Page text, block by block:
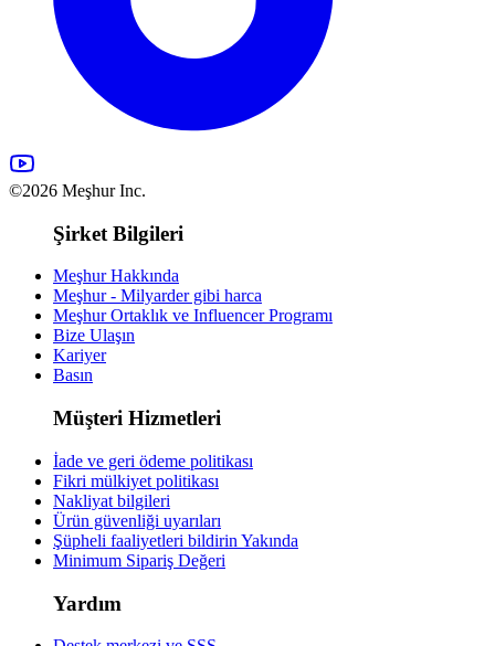
©2026 Meşhur Inc.
Şirket Bilgileri
Meşhur Hakkında
Meşhur - Milyarder gibi harca
Meşhur Ortaklık ve Influencer Programı
Bize Ulaşın
Kariyer
Basın
Müşteri Hizmetleri
İade ve geri ödeme politikası
Fikri mülkiyet politikası
Nakliyat bilgileri
Ürün güvenliği uyarıları
Şüpheli faaliyetleri bildirin Yakında
Minimum Sipariş Değeri
Yardım